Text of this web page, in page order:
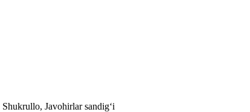
Shukrullo, Javohirlar sandigʻi